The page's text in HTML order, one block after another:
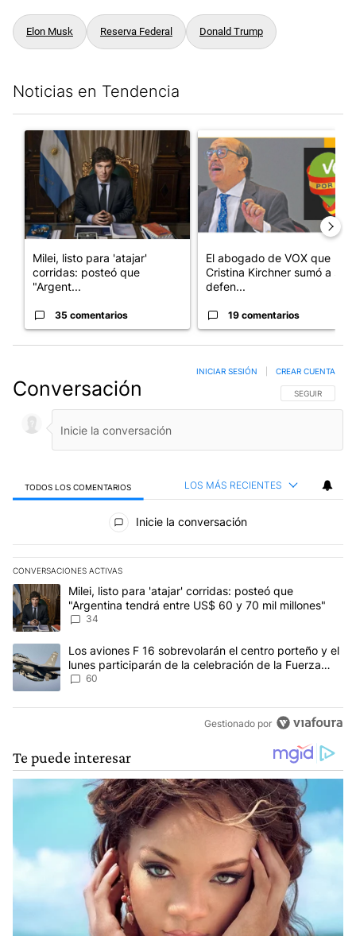
Elon Musk Reserva Federal Donald Trump
Noticias en Tendencia
Un artículo de tendencia con el título "Milei, listo para 'atajar'
Milei, listo para 'atajar'
corridas: posteó que
"Argent...
35 comentarios
Un artículo de tendencia con
El abogado de VOX que
Cristina Kirchner sumó a su
defen...
19 comentarios
Conversación SIGA ESTA
SEGUIR
INICIAR SESIÓN CREAR CUENTA
TODOS LOS COMENTARIOS LOS MÁS RECIENTES
Todos los comentarios
Inicie la conversación
CONVERSACIONES ACTIVAS
Este listado muestra los artículos con más comentarios en los
Un artículo de tendencia con el título "Milei, listo para 'atajar'
Milei, listo para 'atajar' corridas: posteó que
"Argentina tendrá entre US$ 60 y 70 mil millones"
34
Un artículo de tendencia con el título "Los aviones F 16
Los aviones F 16 sobrevolarán el centro porteño y el
lunes participarán de la celebración de la Fuerza
Aérea
60
Gestionado por